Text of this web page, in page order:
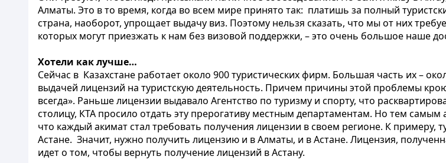
Алматы. Это в то время, когда во всем мире принято так: платишь за полный
страна, наоборот, упрощает выдачу виз. Поэтому нельзя сказать, что мы от них
которых могут приезжать к нам без визовой поддержки, – это очень большое наше
Хотели как лучше…
Сейчас в Казахстане работает около 900 туристических фирм. Большая часть их –
выдачей лицензий на туристскую деятельность. Причем причины этой проблемы
всегда». Раньше лицензии выдавало Агентство по туризму и спорту, что
столицу, КТА просило отдать эту прерогативу местным департаментам. Но тем
что каждый акимат стал требовать получения лицензии в своем регионе. К примеру,
Астане. Значит, нужно получить лицензию и в Алматы, и в Астане. Лицензия,
идет о том, чтобы вернуть получение лицензий в Астану.